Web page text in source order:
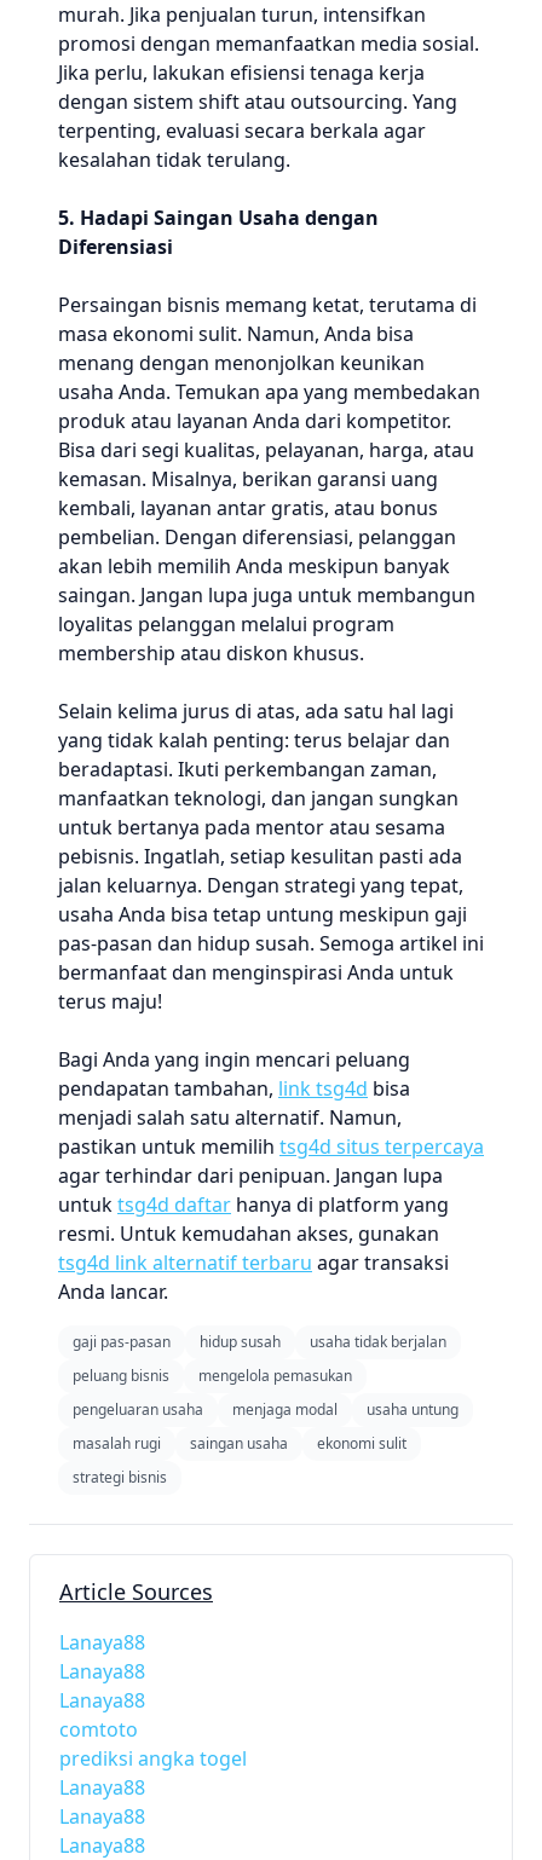
murah. Jika penjualan turun, intensifkan
promosi dengan memanfaatkan media sosial.
Jika perlu, lakukan efisiensi tenaga kerja
dengan sistem shift atau outsourcing. Yang
terpenting, evaluasi secara berkala agar
kesalahan tidak terulang.
5. Hadapi Saingan Usaha dengan
Diferensiasi
Persaingan bisnis memang ketat, terutama di
masa ekonomi sulit. Namun, Anda bisa
menang dengan menonjolkan keunikan
usaha Anda. Temukan apa yang membedakan
produk atau layanan Anda dari kompetitor.
Bisa dari segi kualitas, pelayanan, harga, atau
kemasan. Misalnya, berikan garansi uang
kembali, layanan antar gratis, atau bonus
pembelian. Dengan diferensiasi, pelanggan
akan lebih memilih Anda meskipun banyak
saingan. Jangan lupa juga untuk membangun
loyalitas pelanggan melalui program
membership atau diskon khusus.
Selain kelima jurus di atas, ada satu hal lagi
yang tidak kalah penting: terus belajar dan
beradaptasi. Ikuti perkembangan zaman,
manfaatkan teknologi, dan jangan sungkan
untuk bertanya pada mentor atau sesama
pebisnis. Ingatlah, setiap kesulitan pasti ada
jalan keluarnya. Dengan strategi yang tepat,
usaha Anda bisa tetap untung meskipun gaji
pas-pasan dan hidup susah. Semoga artikel ini
bermanfaat dan menginspirasi Anda untuk
terus maju!
Bagi Anda yang ingin mencari peluang
pendapatan tambahan, link tsg4d bisa
menjadi salah satu alternatif. Namun,
pastikan untuk memilih tsg4d situs terpercaya
agar terhindar dari penipuan. Jangan lupa
untuktsg4d daftar hanya di platform yang
resmi. Untuk kemudahan akses, gunakan
tsg4d link alternatif terbaru agar transaksi
Anda lancar.
gaji pas-pasan hidup susah
usaha tidak berjalan
peluang bisnis
mengelola pemasukan
pengeluaran usaha
menjaga modal
usaha untung
masalah rugi
saingan usaha
ekonomi sulit
strategi bisnis
Article Sources
Lanaya88
Lanaya88
Lanaya88
comtoto
prediksi angka togel
Lanaya88
Lanaya88
Lanaya88